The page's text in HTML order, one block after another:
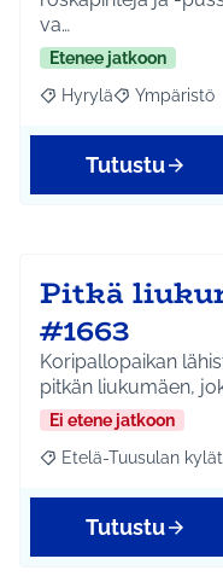
va…
Etenee jatkoon
Rajaa tulokset
Hyrylä Rajaa
Ympäristö
Tutustu
Pitkä
#1663
Koripallopaikan
pitkän liukumäen,
Ei etene jatkoon
Rajaa tulokset
Etelä-Tuusulan kylät
Tutustu